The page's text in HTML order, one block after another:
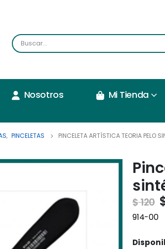
Nosotros Mi Tienda
, PINCELETAS PINCELETA ARTÍSTICA TEORIA PELO
$120
914-00